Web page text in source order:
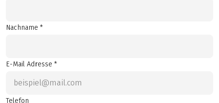
Nachname *
E-Mail Adresse *
Telefon